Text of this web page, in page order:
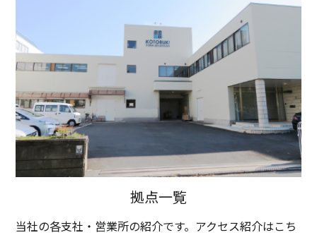
拠点一覧
当社の各支社・営業所の紹介です。アクセス紹介はこち